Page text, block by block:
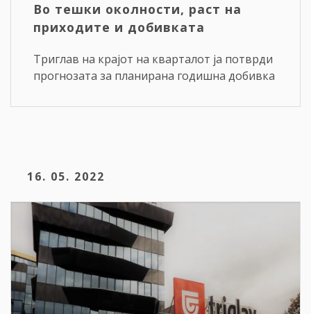
Во тешки околности, раст на
приходите и добивката
Триглав на крајот на кварталот ја потврди
прогнозата за планирана годишна добивка
16. 05. 2022